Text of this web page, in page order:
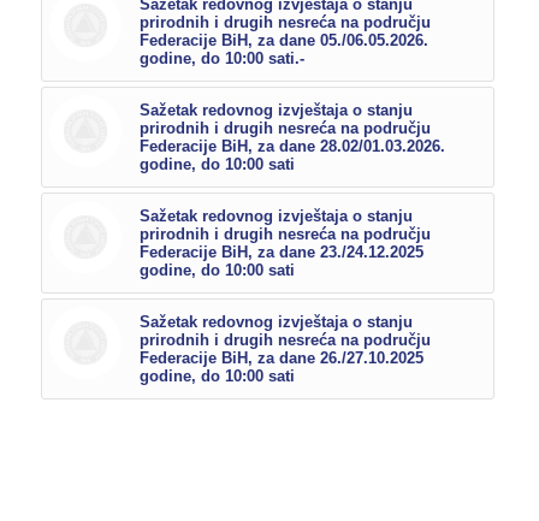
Sažetak redovnog izvještaja o stanju
prirodnih i drugih nesreća na području
Federacije BiH, za dane 05./06.05.2026.
godine, do 10:00 sati.-
Sažetak redovnog izvještaja o stanju
prirodnih i drugih nesreća na području
Federacije BiH, za dane 28.02/01.03.2026.
godine, do 10:00 sati
Sažetak redovnog izvještaja o stanju
prirodnih i drugih nesreća na području
Federacije BiH, za dane 23./24.12.2025
godine, do 10:00 sati
Sažetak redovnog izvještaja o stanju
prirodnih i drugih nesreća na području
Federacije BiH, za dane 26./27.10.2025
godine, do 10:00 sati